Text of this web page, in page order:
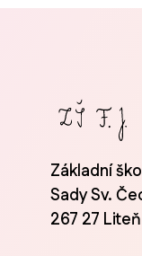
Základní
Sady Sv.
267 27 Liteň